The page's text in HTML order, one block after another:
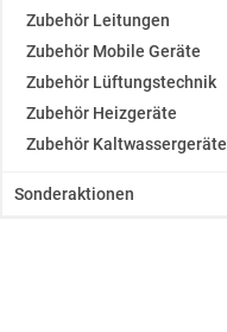
Zubehör Leitungen
Zubehör Mobile Geräte
Zubehör Lüftungstechnik
Zubehör Heizgeräte
Zubehör Kaltwassergeräte
Sonderaktionen